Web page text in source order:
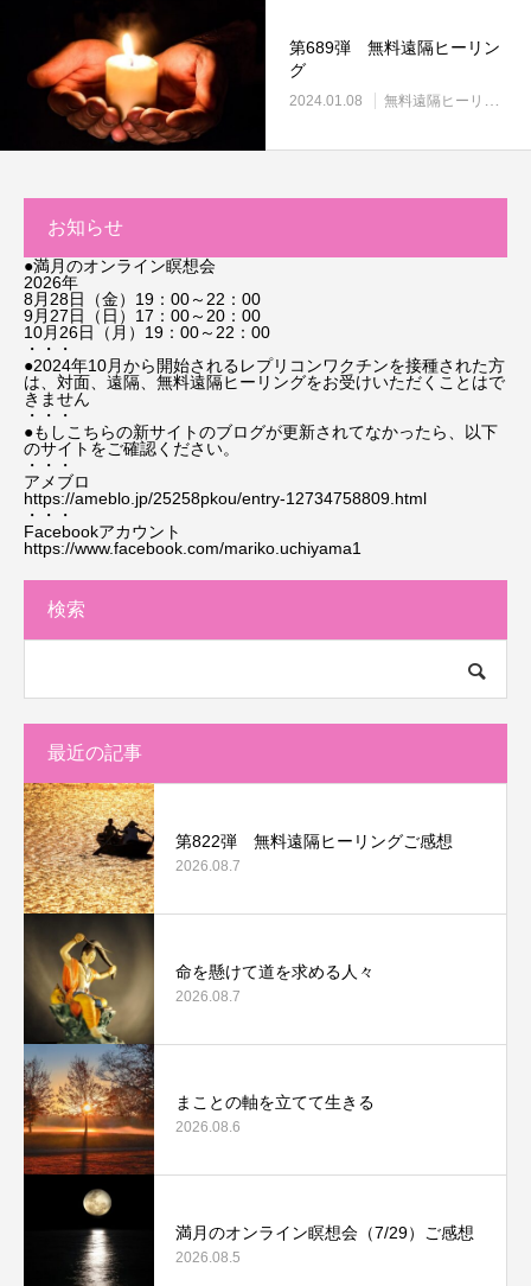
第689弾 無料遠隔ヒーリン
グ
2024.01.08 無料遠隔ヒーリング
お知らせ
●満月のオンライン瞑想会
2026年
8月28日（金）19：00～22：00
9月27日（日）17：00～20：00
10月26日（月）19：00～22：00
・・・
●2024年10月から開始されるレプリコンワクチンを接種された方
は、対面、遠隔、無料遠隔ヒーリングをお受けいただくことはで
きません
・・・
●もしこちらの新サイトのブログが更新されてなかったら、以下
のサイトをご確認ください。
・・・
アメブロ
https://ameblo.jp/25258pkou/entry-12734758809.html
・・・
Facebookアカウント
https://www.facebook.com/mariko.uchiyama1
検索
最近の記事
第822弾 無料遠隔ヒーリングご感想
2026.08.7
命を懸けて道を求める人々
2026.08.7
まことの軸を立てて生きる
2026.08.6
満月のオンライン瞑想会（7/29）ご感想
2026.08.5